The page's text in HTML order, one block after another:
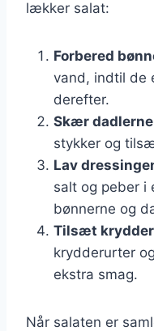
lækker salat:
Forbered
vand, indtil de
derefter.
Skær dadlerne
stykker og
Lav
salt og peber i
bønnerne og
Tilsæt
krydderurter
ekstra smag.
Når salaten er